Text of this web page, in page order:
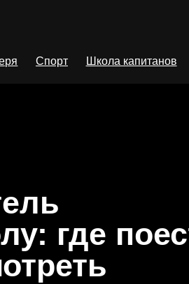
Спорт Школа капитанов
где